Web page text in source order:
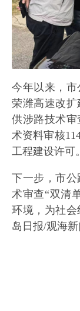
今年以来，市
荣潍高速改
供涉路技术
术资料审核
工程建设许可。
下一步，市
术审查“双清
环境，为社
岛日报/观海